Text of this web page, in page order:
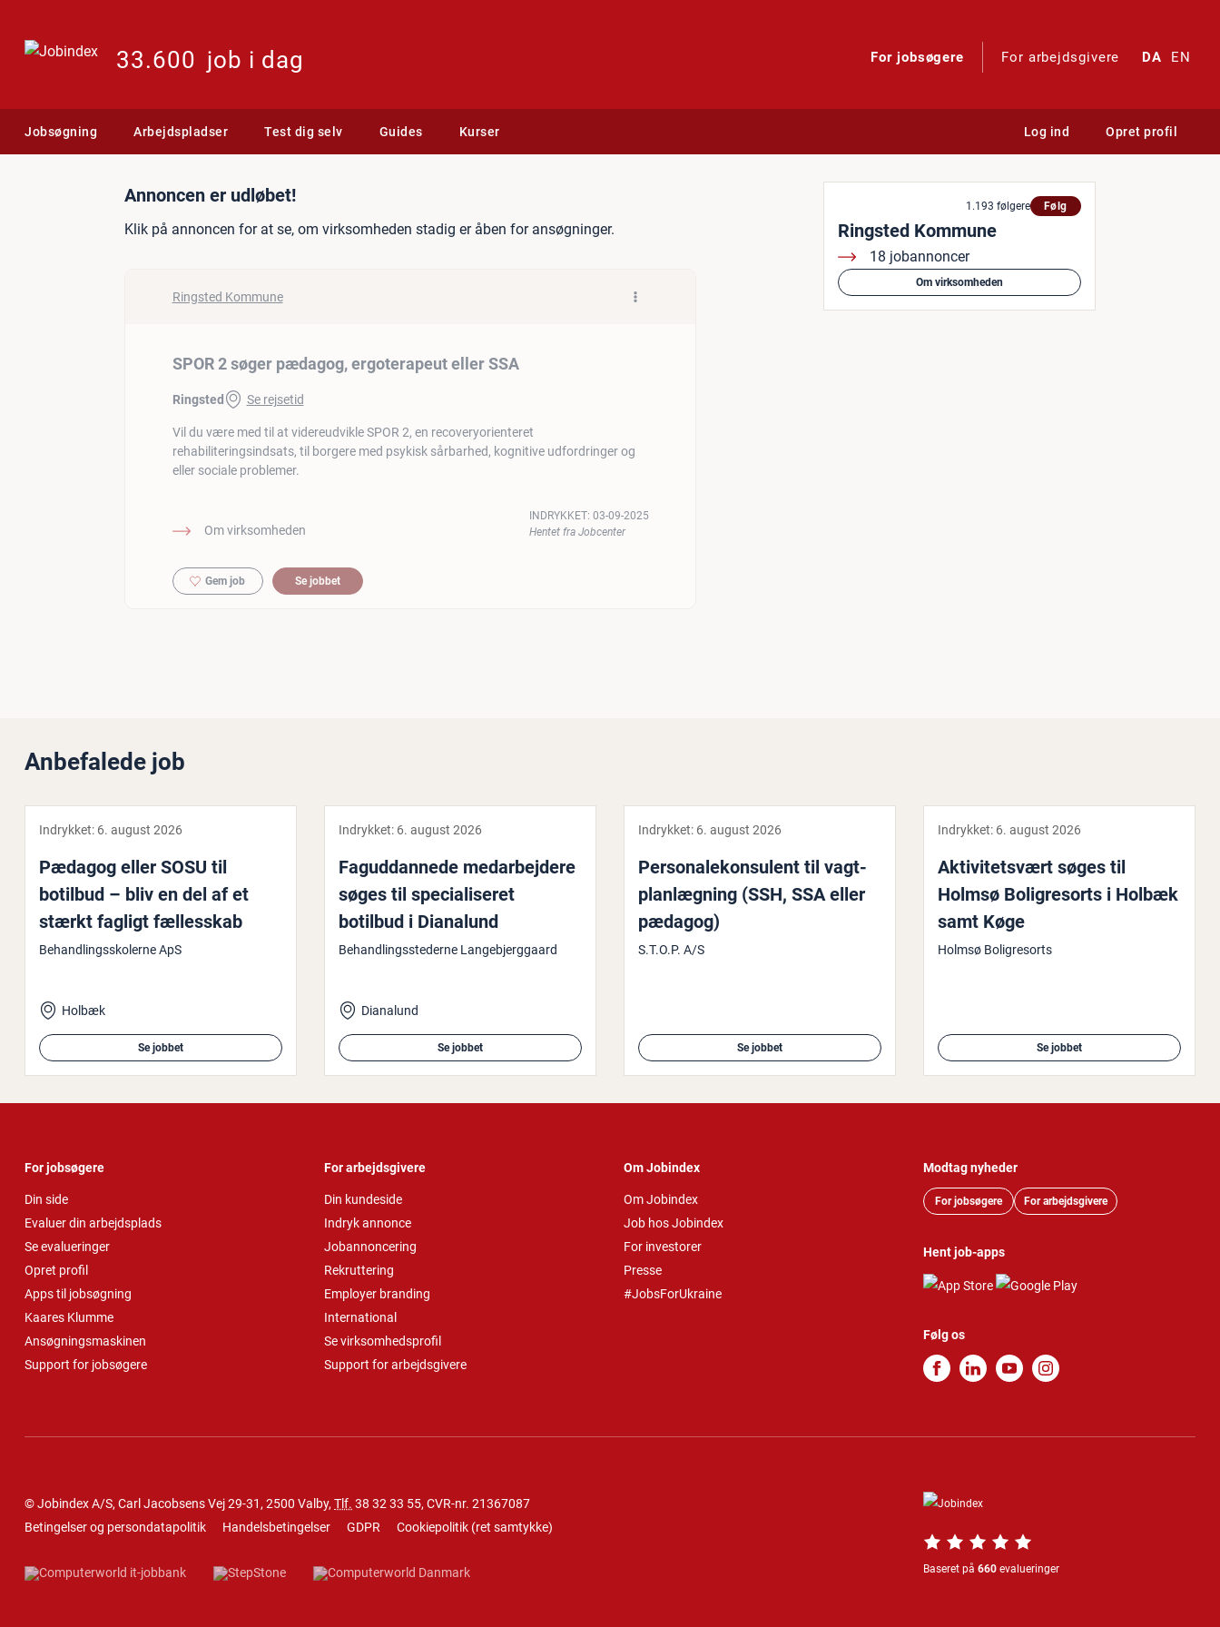
33.600 job i dag For jobsøgere For arbejdsgivere DA EN
Jobsøgning Arbejdspladser Test dig selv Guides Kurser Log ind Opret profil
Jobannonce: SPOR 2 søger pædagog, ergoterapeut eller SSA
Annoncen er udløbet!
Klik på annoncen for at se, om virksomheden stadig er åben for ansøgninger.
Ringsted Kommune
SPOR 2 søger pædagog, ergoterapeut eller SSA
Ringsted Se rejsetid
Vil du være med til at videreudvikle SPOR 2, en recoveryorienteret
rehabiliteringsindsats, til borgere med psykisk sårbarhed, kognitive udfordringer og
eller sociale problemer.
Om virksomheden
INDRYKKET: 03-09-2025
Hentet fra Jobcenter
Gem job Se jobbet
1.193 følgere Følg
Ringsted Kommune
18 jobannoncer
Om virksomheden
Anbefalede job
Indrykket: 6. august 2026
Pædagog eller SOSU til
botilbud – bliv en del af et
stærkt fagligt fæl­les­skab
Behandlingsskolerne ApS
Holbæk
Se jobbet
Indrykket: 6. august 2026
Fag­ud­dan­ne­de me­d­ar­bej­de­re
søges til spe­ci­a­li­se­ret
botilbud i Dianalund
Behandlingsstederne Langebjerggaard
Dianalund
Se jobbet
Indrykket: 6. august 2026
Per­so­na­le­kon­su­lent til vagt­
plan­læg­ning (SSH, SSA eller
pædagog)
S.T.O.P. A/S
Se jobbet
Indrykket: 6. august 2026
Ak­ti­vi­tetsvært søges til
Holmsø Bo­li­gresorts i Holbæk
samt Køge
Holmsø Boligresorts
Se jobbet
For jobsøgere
Din side
Evaluer din arbejdsplads
Se evalueringer
Opret profil
Apps til jobsøgning
Kaares Klumme
Ansøgningsmaskinen
Support for jobsøgere
For arbejdsgivere
Din kundeside
Indryk annonce
Jobannoncering
Rekruttering
Employer branding
International
Se virksomhedsprofil
Support for arbejdsgivere
Om Jobindex
Om Jobindex
Job hos Jobindex
For investorer
Presse
#JobsForUkraine
Modtag nyheder
For jobsøgere For arbejdsgivere
Hent job-apps
Følg os
© Jobindex A/S, Carl Jacobsens Vej 29-31, 2500 Valby, Tlf. 38 32 33 55, CVR-nr. 21367087
Betingelser og persondatapolitik
Handelsbetingelser GDPR Cookiepolitik (ret samtykke)
Baseret på 660 evalueringer